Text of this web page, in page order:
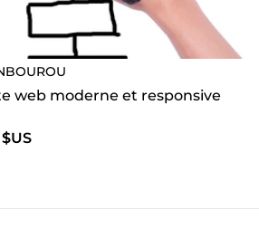
web moderne et responsive